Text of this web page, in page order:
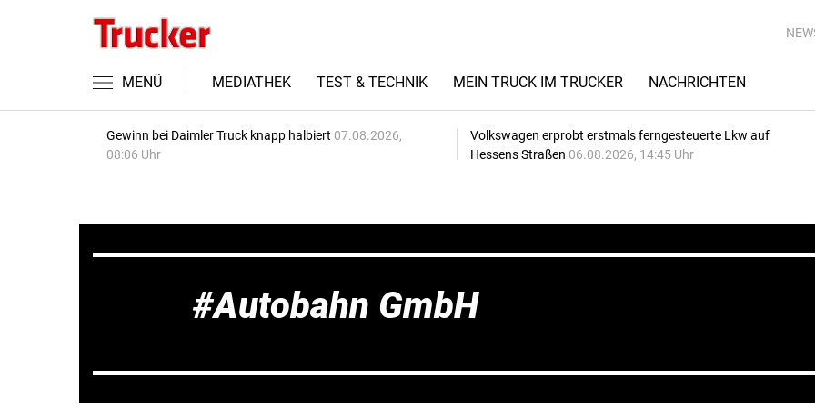
MENÜ MEDIATHEK TEST & TECHNIK MEIN TRUCK IM TRUCKER NACHRICHTEN
Gewinn bei Daimler Truck knapp halbiert 07.08.2026,
08:06 Uhr
Volkswagen erprobt erstmals ferngesteuerte Lkw auf
Hessens Straßen 06.08.2026, 14:45 Uhr
Autobahn GmbH